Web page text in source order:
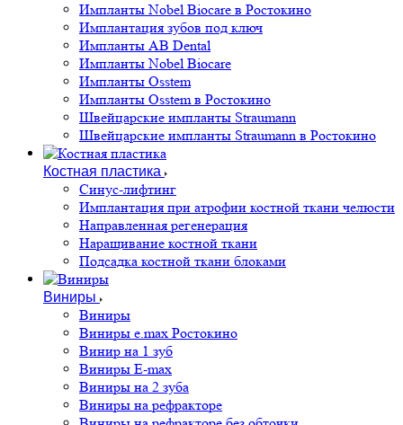
Импланты Nobel Biocare в Ростокино
Имплантация зубов под ключ
Импланты AB Dental
Импланты Nobel Biocare
Импланты Osstem
Импланты Osstem в Ростокино
Швейцарские импланты Straumann
Швейцарские импланты Straumann в Ростокино
Костная пластика
Cинус-лифтинг
Имплантация при атрофии костной ткани челюсти
Направленная регенерация
Наращивание костной ткани
Подсадка костной ткани блоками
Виниры
Виниры
Виниры e.max Ростокино
Винир на 1 зуб
Виниры E-max
Виниры на 2 зуба
Виниры на рефракторе